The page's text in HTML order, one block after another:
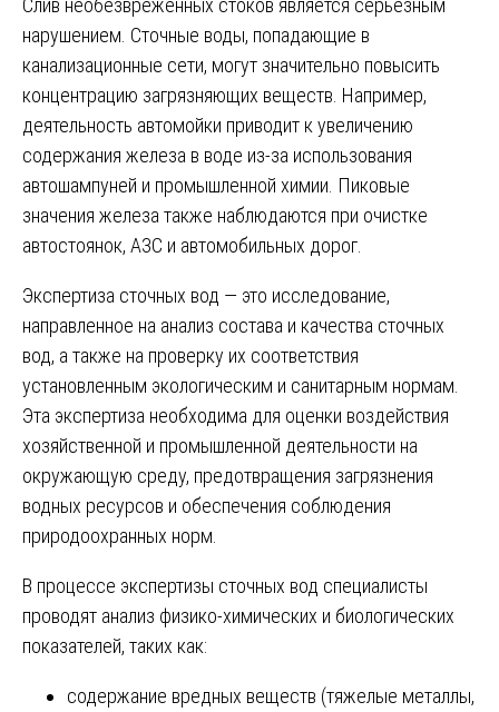
Слив необезвреженных стоков является серьезным
нарушением. Сточные воды, попадающие в
канализационные сети, могут значительно повысить
концентрацию загрязняющих веществ. Например,
деятельность автомойки приводит к увеличению
содержания железа в воде из-за использования
автошампуней и промышленной химии. Пиковые
значения железа также наблюдаются при очистке
автостоянок, АЗС и автомобильных дорог.
Экспертиза сточных вод — это исследование,
направленное на анализ состава и качества сточных
вод, а также на проверку их соответствия
установленным экологическим и санитарным нормам.
Эта экспертиза необходима для оценки воздействия
хозяйственной и промышленной деятельности на
окружающую среду, предотвращения загрязнения
водных ресурсов и обеспечения соблюдения
природоохранных норм.
В процессе экспертизы сточных вод специалисты
проводят анализ физико-химических и биологических
показателей, таких как:
содержание вредных веществ (тяжелые металлы,